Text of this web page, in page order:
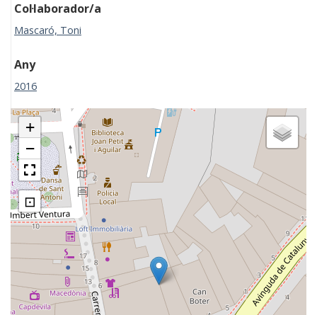
Col·laborador/a
Mascaró, Toni
Any
2016
+
−
⊡